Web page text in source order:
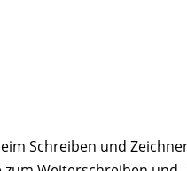
Schreiben und